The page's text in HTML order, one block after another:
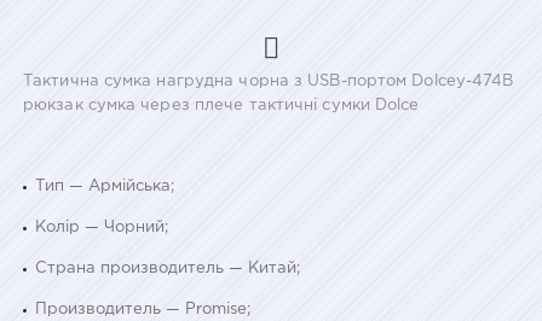
Тактична сумка нагрудна чорна з USB-портом Dolcey-474B
рюкзак сумка через плече тактичні сумки Dolce
Тип — Армійська;
Колір — Чорний;
Страна производитель — Китай;
Производитель — Promise;